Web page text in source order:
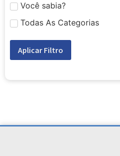
Você sabia?
Todas As Categorias
Aplicar Filtro